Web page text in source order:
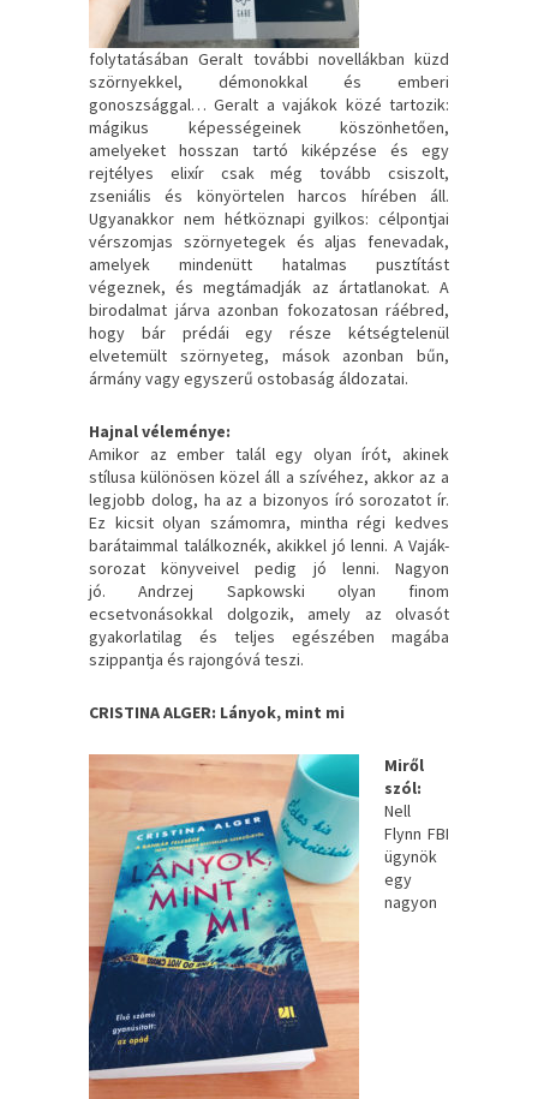
folytatásában Geralt további novellákban küzd
szörnyekkel, démonokkal és emberi
gonoszsággal… Geralt a vajákok közé tartozik:
mágikus képességeinek köszönhetően,
amelyeket hosszan tartó kiképzése és egy
rejtélyes elixír csak még tovább csiszolt,
zseniális és könyörtelen harcos hírében áll.
Ugyanakkor nem hétköznapi gyilkos: célpontjai
vérszomjas szörnyetegek és aljas fenevadak,
amelyek mindenütt hatalmas pusztítást
végeznek, és megtámadják az ártatlanokat. A
birodalmat járva azonban fokozatosan ráébred,
hogy bár prédái egy része kétségtelenül
elvetemült szörnyeteg, mások azonban bűn,
ármány vagy egyszerű ostobaság áldozatai.
Hajnal véleménye:
Amikor az ember talál egy olyan írót, akinek
stílusa különösen közel áll a szívéhez, akkor az a
legjobb dolog, ha az a bizonyos író sorozatot ír.
Ez kicsit olyan számomra, mintha régi kedves
barátaimmal találkoznék, akikkel jó lenni. A Vaják-
sorozat könyveivel pedig jó lenni. Nagyon
jó. Andrzej Sapkowski olyan finom
ecsetvonásokkal dolgozik, amely az olvasót
gyakorlatilag és teljes egészében magába
szippantja és rajongóvá teszi.
CRISTINA ALGER: Lányok, ​mint mi
Miről
szól:
Nell
Flynn FBI
ügynök
egy
nagyon